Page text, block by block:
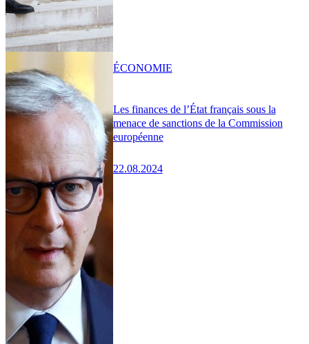
Les finances de l’État français sous la
menace de sanctions de la Commission
européenne
22.08.2024
ÉCONOMIE